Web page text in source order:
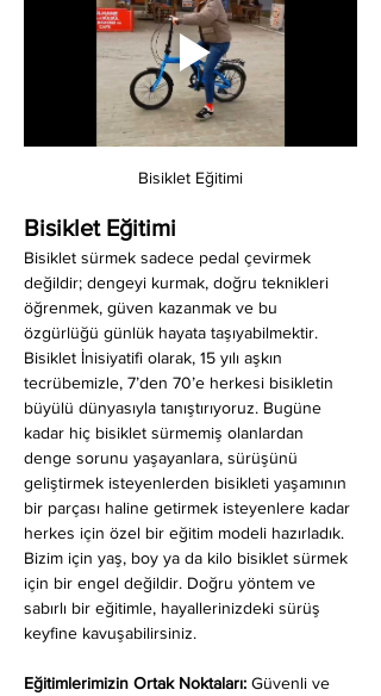
Bisiklet Eğitimi
Bisiklet Eğitimi
Bisiklet sürmek sadece pedal çevirmek
değildir; dengeyi kurmak, doğru teknikleri
öğrenmek, güven kazanmak ve bu
özgürlüğü günlük hayata taşıyabilmektir.
Bisiklet İnisiyatifi olarak, 15 yılı aşkın
tecrübemizle, 7’den 70’e herkesi bisikletin
büyülü dünyasıyla tanıştırıyoruz. Bugüne
kadar hiç bisiklet sürmemiş olanlardan
denge sorunu yaşayanlara, sürüşünü
geliştirmek isteyenlerden bisikleti yaşamının
bir parçası haline getirmek isteyenlere kadar
herkes için özel bir eğitim modeli hazırladık.
Bizim için yaş, boy ya da kilo bisiklet sürmek
için bir engel değildir. Doğru yöntem ve
sabırlı bir eğitimle, hayallerinizdeki sürüş
keyfine kavuşabilirsiniz.
Eğitimlerimizin Ortak Noktaları: Güvenli ve